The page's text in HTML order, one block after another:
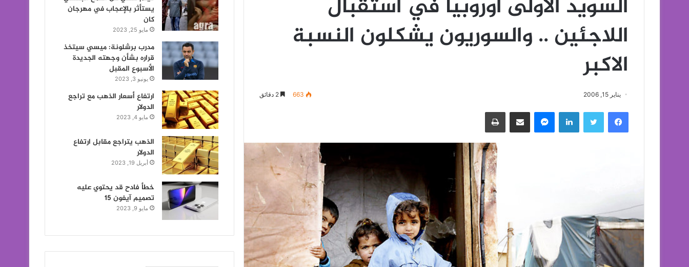
السويد الاولى أوروبيا في استقبال
اللاجئين .. والسوريون يشكلون النسبة
الاكبر
يناير 15, 2006 663
فيسبوك تويتر لينكدإن ماسنجر مشاركة عبر البريد طباعة
يستأثر بالإعجاب في مهرجان
كان
مايو 25, 2023
مدرب برشلونة: ميسي سيتخذ
قراره بشأن وجهته الجديدة
الأسبوع المقبل
يونيو 3, 2023
ارتفاع أسعار الذهب مع تراجع
الدولار
مايو 4, 2023
الذهب يتراجع مقابل ارتفاع
الدولار
أبريل 19, 2023
خطأ فادح قد يحتوي عليه
تصميم آيفون 15
مايو 9, 2023